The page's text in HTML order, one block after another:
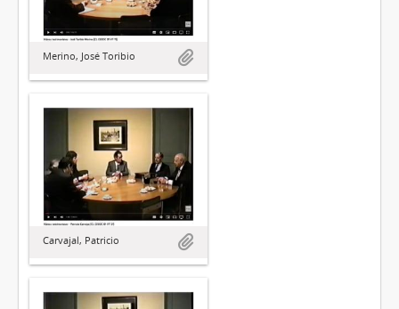
Merino, José Toribio
Carvajal, Patricio